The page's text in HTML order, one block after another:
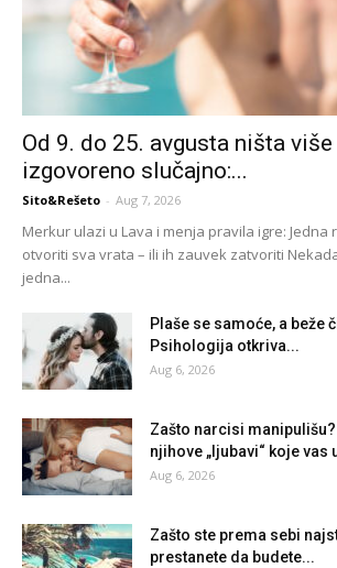
Od 9. do 25. avgusta ništa
izgovoreno slučajno:...
Sito&Rešeto - Aug 7, 2026
Merkur ulazi u Lava i menja pravila igre: Jedna
otvoriti sva vrata – ili ih zauvek zatvoriti
jedna...
Plaše se samoće, a beže
Psihologija otkriva...
Aug 6, 2026
Zašto narcisi
njihove „ljubavi“ koje vas
Aug 6, 2026
Zašto ste prema sebi
prestanete da budete...